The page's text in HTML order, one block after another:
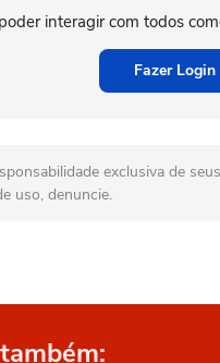
interagir com todos
Fazer
exclusiva de
uso, denuncie.